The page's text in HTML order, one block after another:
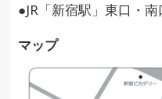
●JR「新宿駅」東口・
マップ